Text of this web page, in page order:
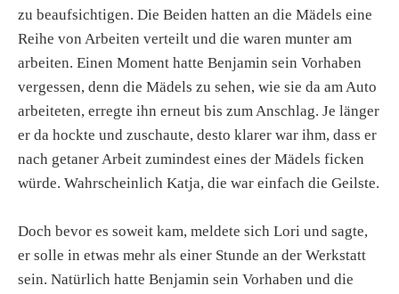
zu beaufsichtigen. Die Beiden hatten an die Mädels eine
Reihe von Arbeiten verteilt und die waren munter am
arbeiten. Einen Moment hatte Benjamin sein Vorhaben
vergessen, denn die Mädels zu sehen, wie sie da am Auto
arbeiteten, erregte ihn erneut bis zum Anschlag. Je länger
er da hockte und zuschaute, desto klarer war ihm, dass er
nach getaner Arbeit zumindest eines der Mädels ficken
würde. Wahrscheinlich Katja, die war einfach die Geilste.
Doch bevor es soweit kam, meldete sich Lori und sagte,
er solle in etwas mehr als einer Stunde an der Werkstatt
sein. Natürlich hatte Benjamin sein Vorhaben und die